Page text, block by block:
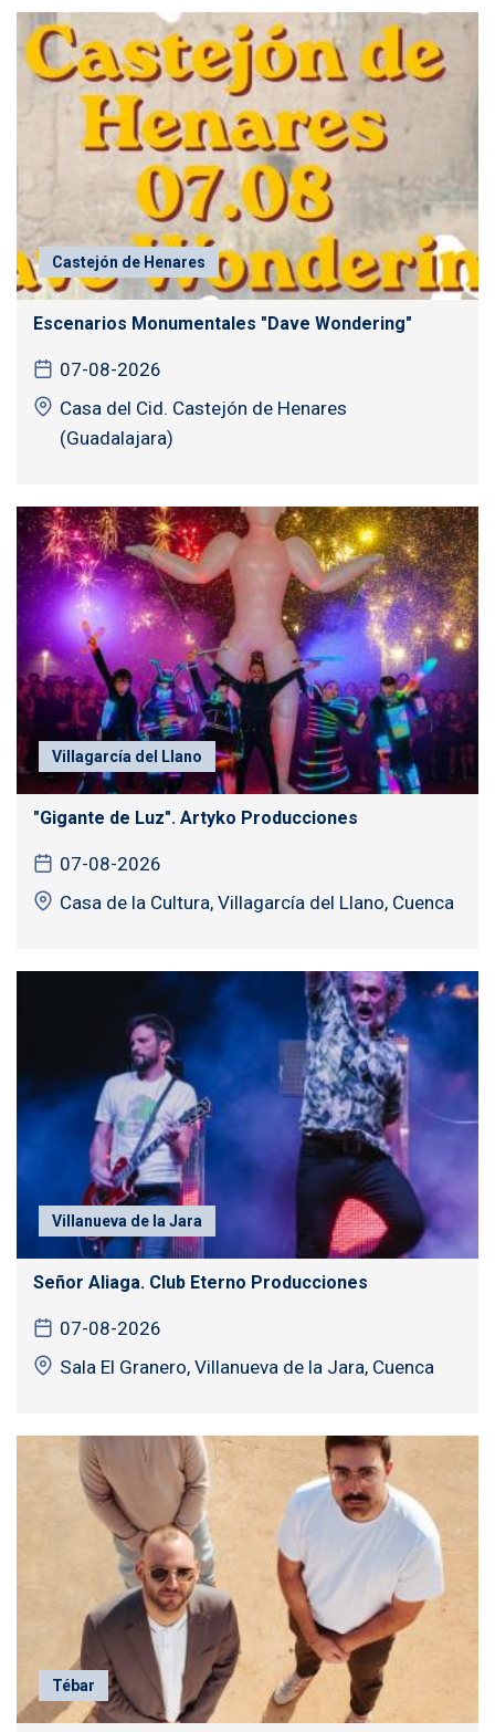
Castejón de Henares
Escenarios Monumentales "Dave Wondering"
07-08-2026
Casa del Cid. Castejón de Henares
(Guadalajara)
Villagarcía del Llano
"Gigante de Luz". Artyko Producciones
07-08-2026
Casa de la Cultura, Villagarcía del Llano, Cuenca
Villanueva de la Jara
Señor Aliaga. Club Eterno Producciones
07-08-2026
Sala El Granero, Villanueva de la Jara, Cuenca
Tébar